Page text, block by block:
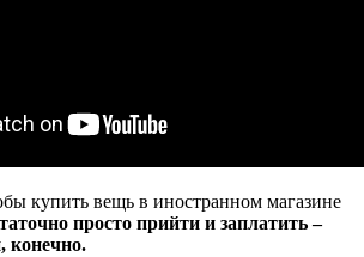
купить вещь в иностранном магазине
просто прийти и заплатить –
конечно.